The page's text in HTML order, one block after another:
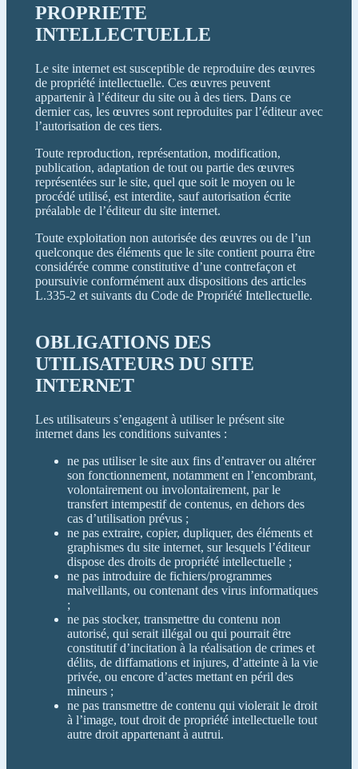
PROPRIETE
INTELLECTUELLE
Le site internet est susceptible de reproduire des œuvres
de propriété intellectuelle. Ces œuvres peuvent
appartenir à l’éditeur du site ou à des tiers. Dans ce
dernier cas, les œuvres sont reproduites par l’éditeur avec
l’autorisation de ces tiers.
Toute reproduction, représentation, modification,
publication, adaptation de tout ou partie des œuvres
représentées sur le site, quel que soit le moyen ou le
procédé utilisé, est interdite, sauf autorisation écrite
préalable de l’éditeur du site internet.
Toute exploitation non autorisée des œuvres ou de l’un
quelconque des éléments que le site contient pourra être
considérée comme constitutive d’une contrefaçon et
poursuivie conformément aux dispositions des articles
L.335-2 et suivants du Code de Propriété Intellectuelle.
OBLIGATIONS DES
UTILISATEURS DU SITE
INTERNET
Les utilisateurs s’engagent à utiliser le présent site
internet dans les conditions suivantes :
ne pas utiliser le site aux fins d’entraver ou altérer
son fonctionnement, notamment en l’encombrant,
volontairement ou involontairement, par le
transfert intempestif de contenus, en dehors des
cas d’utilisation prévus ;
ne pas extraire, copier, dupliquer, des éléments et
graphismes du site internet, sur lesquels l’éditeur
dispose des droits de propriété intellectuelle ;
ne pas introduire de fichiers/programmes
malveillants, ou contenant des virus informatiques
;
ne pas stocker, transmettre du contenu non
autorisé, qui serait illégal ou qui pourrait être
constitutif d’incitation à la réalisation de crimes et
délits, de diffamations et injures, d’atteinte à la vie
privée, ou encore d’actes mettant en péril des
mineurs ;
ne pas transmettre de contenu qui violerait le droit
à l’image, tout droit de propriété intellectuelle tout
autre droit appartenant à autrui.